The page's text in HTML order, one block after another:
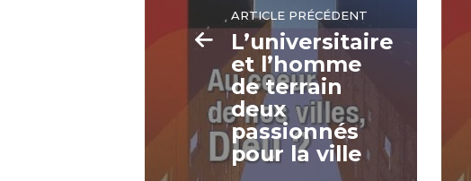
ARTICLE PRÉCÉDENT
L’universitaire
et l’homme
de terrain
deux
passionnés
pour la ville